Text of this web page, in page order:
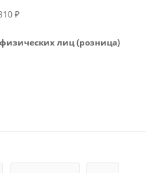
₽
лиц (розница)